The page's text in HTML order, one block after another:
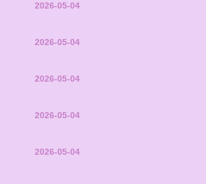
2026-05-04
2026-05-04
2026-05-04
2026-05-04
2026-05-04